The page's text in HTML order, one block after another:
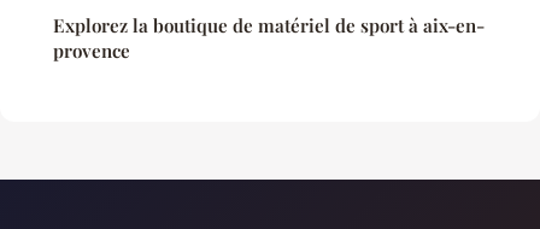
Explorez la boutique de matériel de sport à aix-en-
provence